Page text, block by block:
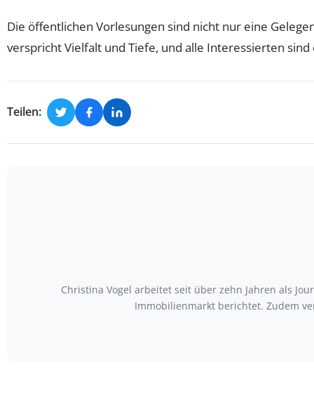
Die öffentlichen Vorlesungen sind nicht nur eine
verspricht Vielfalt und Tiefe, und alle Interessierten
Teilen:
Christina Vogel arbeitet seit über zehn Jahren als
Immobilienmarkt berichtet. Zudem